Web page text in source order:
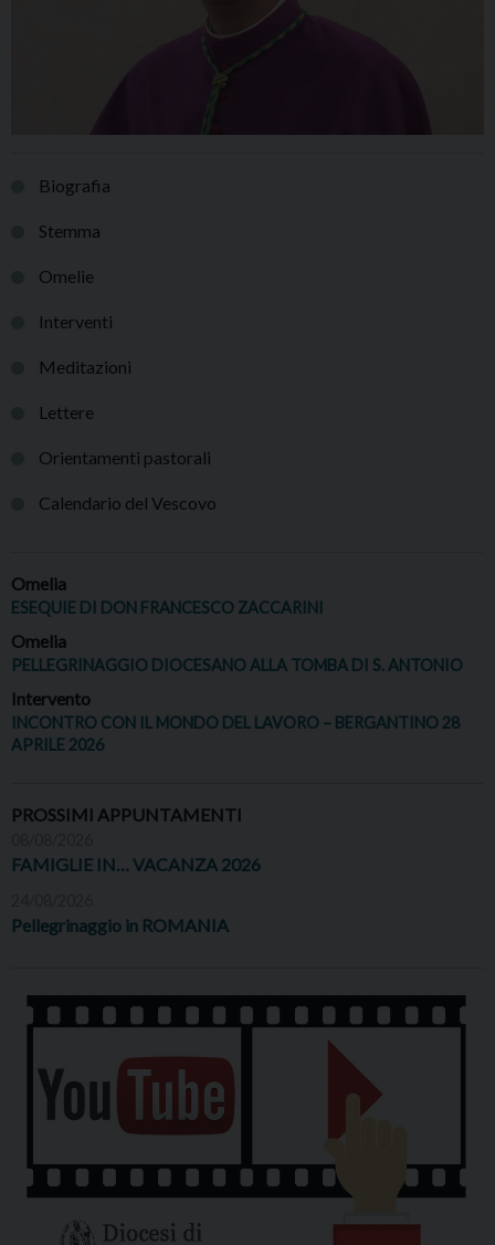
Biografia
Stemma
Omelie
Interventi
Meditazioni
Lettere
Orientamenti pastorali
Calendario del Vescovo
Omelia
ESEQUIE DI DON FRANCESCO ZACCARINI
Omelia
PELLEGRINAGGIO DIOCESANO ALLA TOMBA DI S. ANTONIO
Intervento
INCONTRO CON IL MONDO DEL LAVORO – BERGANTINO 28
APRILE 2026
PROSSIMI APPUNTAMENTI
FAMIGLIE IN… VACANZA 2026
Pellegrinaggio in ROMANIA